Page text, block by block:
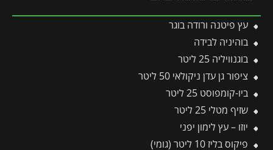
עץ פיטנה ורודה בוגר
בוהיניה לבידה
בוגנוויליה 25 ליטר
ציפור גן עדן ניקולאי 50 ליטר
ביו-קומפוסט 25 ליטר
שזיף מטלי 25 ליטר
יוזו – עץ לימון יפני
פיקוס בליז 10 ליטר (גומי)